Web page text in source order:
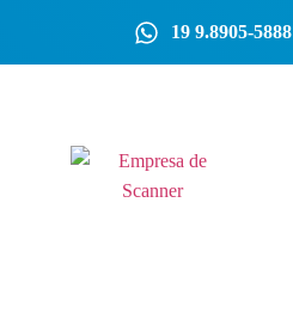
19 9.8905-5888